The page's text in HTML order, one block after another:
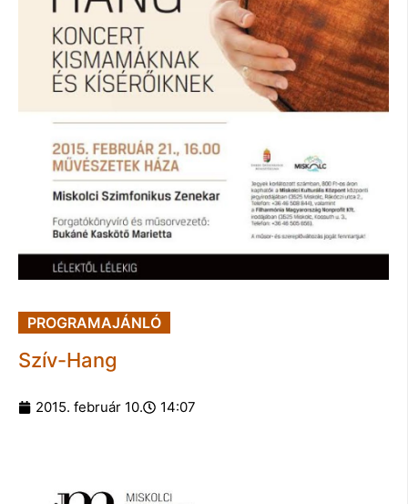
PROGRAMAJÁNLÓ
Szív-Hang
2015. február 10. 14:07